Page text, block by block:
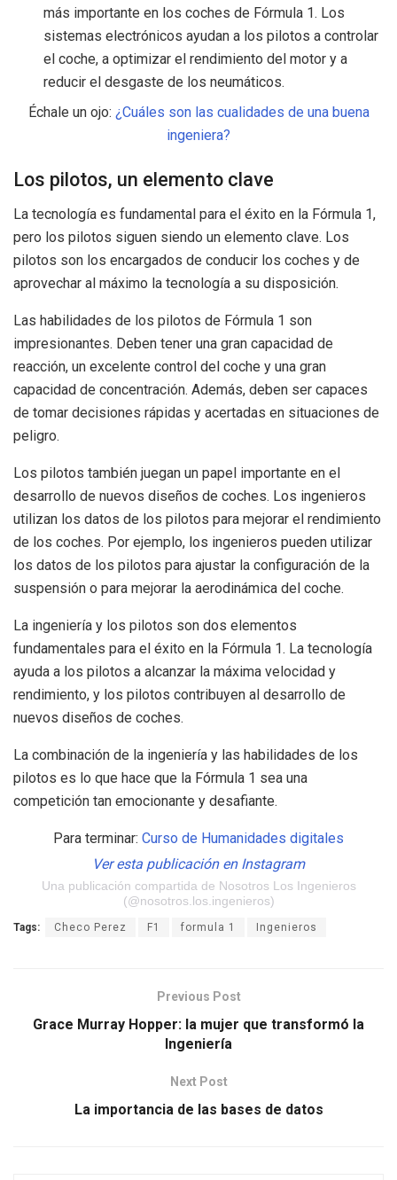
más importante en los coches de Fórmula 1. Los
sistemas electrónicos ayudan a los pilotos a controlar
el coche, a optimizar el rendimiento del motor y a
reducir el desgaste de los neumáticos.
Échale un ojo: ¿Cuáles son las cualidades de una buena
ingeniera?
Los pilotos, un elemento clave
La tecnología es fundamental para el éxito en la Fórmula 1,
pero los pilotos siguen siendo un elemento clave. Los
pilotos son los encargados de conducir los coches y de
aprovechar al máximo la tecnología a su disposición.
Las habilidades de los pilotos de Fórmula 1 son
impresionantes. Deben tener una gran capacidad de
reacción, un excelente control del coche y una gran
capacidad de concentración. Además, deben ser capaces
de tomar decisiones rápidas y acertadas en situaciones de
peligro.
Los pilotos también juegan un papel importante en el
desarrollo de nuevos diseños de coches. Los ingenieros
utilizan los datos de los pilotos para mejorar el rendimiento
de los coches. Por ejemplo, los ingenieros pueden utilizar
los datos de los pilotos para ajustar la configuración de la
suspensión o para mejorar la aerodinámica del coche.
La ingeniería y los pilotos son dos elementos
fundamentales para el éxito en la Fórmula 1. La tecnología
ayuda a los pilotos a alcanzar la máxima velocidad y
rendimiento, y los pilotos contribuyen al desarrollo de
nuevos diseños de coches.
La combinación de la ingeniería y las habilidades de los
pilotos es lo que hace que la Fórmula 1 sea una
competición tan emocionante y desafiante.
Para terminar: Curso de Humanidades digitales
Ver esta publicación en Instagram
Una publicación compartida de Nosotros Los Ingenieros
(@nosotros.los.ingenieros)
Tags: Checo Perez F1 formula 1 Ingenieros
Previous Post
Grace Murray Hopper: la mujer que transformó la
Ingeniería
Next Post
La importancia de las bases de datos